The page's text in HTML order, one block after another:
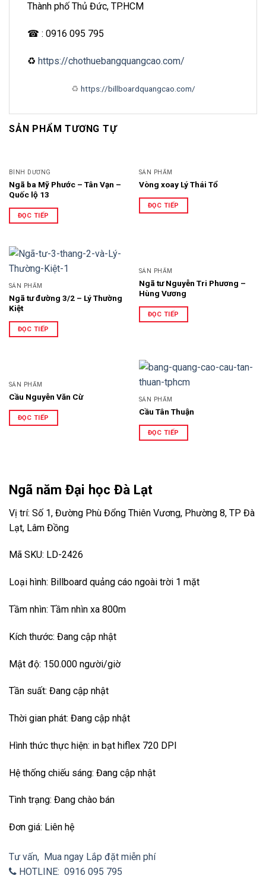
Thành phố Thủ Đức, TP.HCM
☎ : 0916 095 795
♻ https://chothuebangquangcao.com/
♻ https://billboardquangcao.com/
SẢN PHẨM TƯƠNG TỰ
BÌNH DƯƠNG
Ngã ba Mỹ Phước – Tân Vạn –
Quốc lộ 13
ĐỌC TIẾP
SẢN PHẨM
Vòng xoay Lý Thái Tổ
ĐỌC TIẾP
SẢN PHẨM
Ngã tư đường 3/2 – Lý Thường
Kiệt
ĐỌC TIẾP
SẢN PHẨM
Ngã tư Nguyễn Tri Phương –
Hùng Vương
ĐỌC TIẾP
SẢN PHẨM
Cầu Nguyễn Văn Cừ
ĐỌC TIẾP
SẢN PHẨM
Cầu Tân Thuận
ĐỌC TIẾP
Ngã năm Đại học Đà Lạt
Vị trí: Số 1, Đường Phù Đổng Thiên Vương, Phường 8, TP Đà
Lạt, Lâm Đồng
Mã SKU: LD-2426
Loại hình: Billboard quảng cáo ngoài trời 1 mặt
Tầm nhìn: Tầm nhìn xa 800m
Kích thước: Đang cập nhật
Mật độ: 150.000 người/giờ
Tần suất: Đang cập nhật
Thời gian phát: Đang cập nhật
Hình thức thực hiện: in bạt hiflex 720 DPI
Hệ thống chiếu sáng: Đang cập nhật
Tình trạng: Đang chào bán
Đơn giá: Liên hệ
Tư vấn, Mua ngay Lắp đặt miễn phí
HOTLINE: 0916 095 795